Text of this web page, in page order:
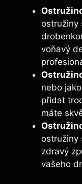
ostružiny
voňavý
nebo
přidat
máte
ostružiny
zdravý
vašeho